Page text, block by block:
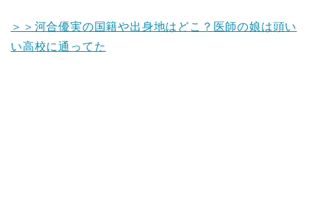
＞＞河合優実の国籍や出身地はどこ？医師の娘は頭い
い高校に通ってた